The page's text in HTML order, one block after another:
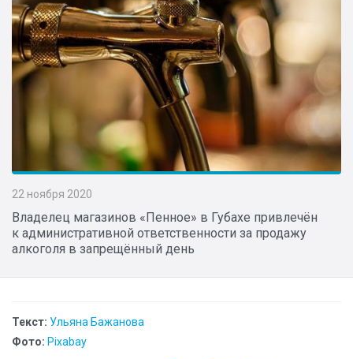
22 ноября 2020
Владелец магазинов «Пенное» в Губахе привлечён
к административной ответственности за продажу
алкоголя в запрещённый день
Текст: Ульяна Бажанова
Фото: Pixabay